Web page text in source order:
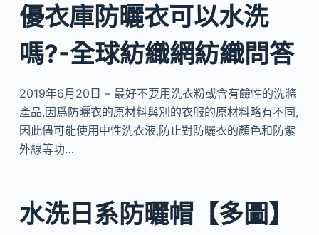
優衣庫防曬衣可以水洗
嗎?-全球紡織網紡織問答
2019年6月20日 – 最好不要用洗衣粉或含有鹼性的洗滌
產品,因爲防曬衣的原材料與別的衣服的原材料略有不同,
因此儘可能使用中性洗衣液,防止對防曬衣的顏色和防紫
外線等功…
水洗日系防曬帽【多圖】